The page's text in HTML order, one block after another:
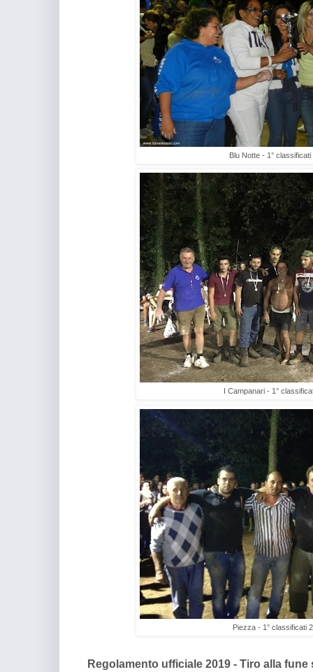
Blu Notte - 1° classificati
I Campanari - 1°
Piezza - 1° classificati
Regolamento ufficiale 2019 - Tiro alla